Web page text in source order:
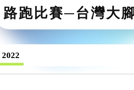
路跑比賽─台灣大
2022